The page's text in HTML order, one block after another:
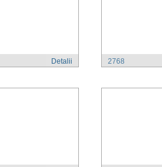
Detalii 2768